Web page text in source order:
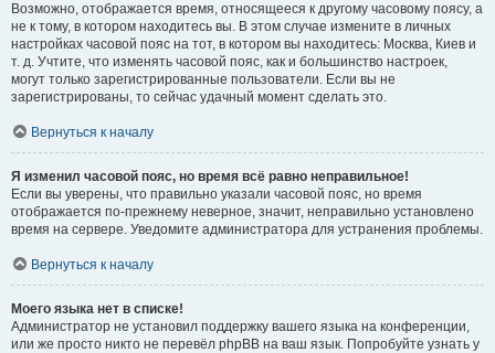
Возможно, отображается время, относящееся к другому часовому поясу, а
не к тому, в котором находитесь вы. В этом случае измените в личных
настройках часовой пояс на тот, в котором вы находитесь: Москва, Киев и
т. д. Учтите, что изменять часовой пояс, как и большинство настроек,
могут только зарегистрированные пользователи. Если вы не
зарегистрированы, то сейчас удачный момент сделать это.
Вернуться к началу
Я изменил часовой пояс, но время всё равно неправильное!
Если вы уверены, что правильно указали часовой пояс, но время
отображается по-прежнему неверное, значит, неправильно установлено
время на сервере. Уведомите администратора для устранения проблемы.
Вернуться к началу
Моего языка нет в списке!
Администратор не установил поддержку вашего языка на конференции,
или же просто никто не перевёл phpBB на ваш язык. Попробуйте узнать у